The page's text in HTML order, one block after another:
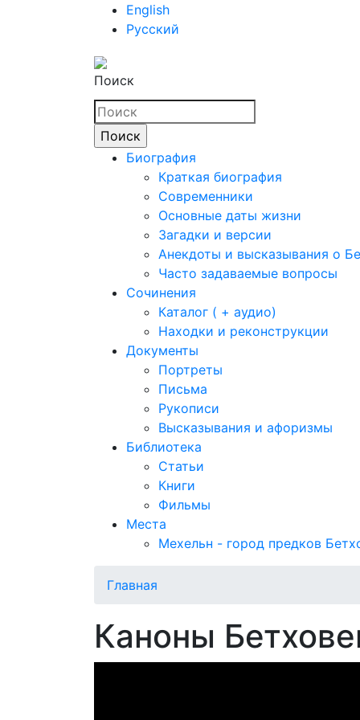
English
Русский
Поиск
Биография
Краткая биография
Современники
Основные даты жизни
Загадки и версии
Анекдоты и высказывания о
Часто задаваемые вопросы
Сочинения
Каталог ( + аудио)
Находки и реконструкции
Документы
Портреты
Письма
Рукописи
Высказывания и афоризмы
Библиотека
Статьи
Книги
Фильмы
Места
Мехельн - город предков
Главная
Каноны